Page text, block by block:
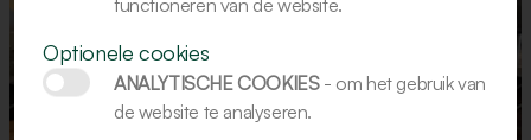
Optionele cookies
ANALYTISCHE COOKIES - om het gebruik van
de website te analyseren.